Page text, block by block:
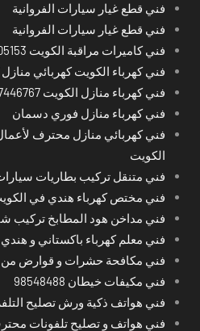
فني قطع غيار سيارات الفروانية
فني قطع غيار سيارات الفروانية
فني كاميرات مراقبة الكويت 90905153
فني كهرباء الكويت كهربائي منازل 97446767
فني كهرباء منازل الكويت 97446767
فني كهرباء منازل فوري دسمان
فني كهربائي منازل محترف
الكويت
فني متنقل تركيب بطاريات
فني مختص كهرباء هندي في
فني مداخن هود المطابخ تركيب
فني معلم كهرباء باكستاني و
فني مكافحة حشرات و قوارض
فني مكيفات خيطان 98548488
فني هواتف ذكية ورش تصليح
فني هواتف و تصليح تلفونات